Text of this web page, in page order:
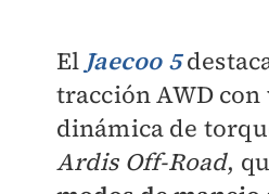
ElJaecoo 5
tracción AWD
dinámica de
Ardis Off-Road,